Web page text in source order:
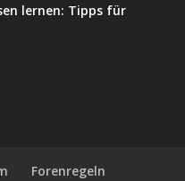
lernen: Tipps für
Forenregeln